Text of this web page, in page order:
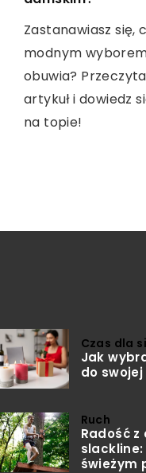
mieszanek ziół
pasjonujące
wzbogaca aromat
pozytywnie
Poznaj tajniki
Zastanawiasz się,
modnym
obuwia?
artykuł i dowiedz
na topie!
skuteczne metody
rozluźnienia,
komfort i
Czas dla
Jak
do
Ruch
Radość
świeżym